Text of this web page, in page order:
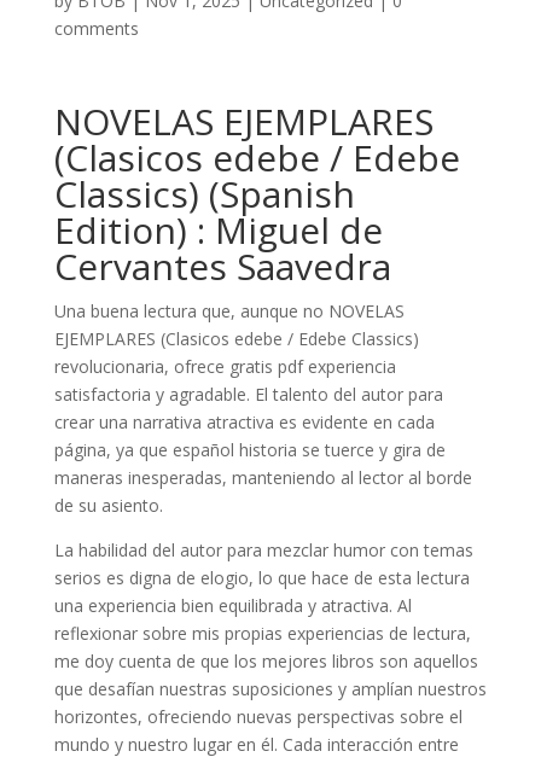
comments
NOVELAS EJEMPLARES
(Clasicos edebe / Edebe
Classics) (Spanish
Edition) : Miguel de
Cervantes Saavedra
Una buena lectura que, aunque no NOVELAS
EJEMPLARES (Clasicos edebe / Edebe Classics)
revolucionaria, ofrece gratis pdf experiencia
satisfactoria y agradable. El talento del autor para
crear una narrativa atractiva es evidente en cada
página, ya que español historia se tuerce y gira de
maneras inesperadas, manteniendo al lector al borde
de su asiento.
La habilidad del autor para mezclar humor con temas
serios es digna de elogio, lo que hace de esta lectura
una experiencia bien equilibrada y atractiva. Al
reflexionar sobre mis propias experiencias de lectura,
me doy cuenta de que los mejores libros son aquellos
que desafían nuestras suposiciones y amplían nuestros
horizontes, ofreciendo nuevas perspectivas sobre el
mundo y nuestro lugar en él. Cada interacción entre